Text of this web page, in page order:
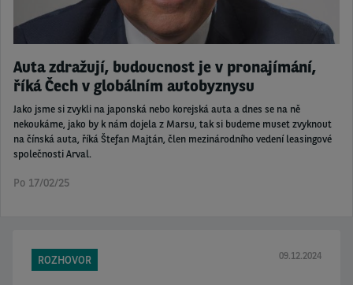
Auta zdražují, budoucnost je v pronajímání,
říká Čech v globálním autobyznysu
Jako jsme si zvykli na japonská nebo korejská auta a dnes se na ně
nekoukáme, jako by k nám dojela z Marsu, tak si budeme muset zvyknout
na čínská auta, říká Štefan Majtán, člen mezinárodního vedení leasingové
společnosti Arval.
Po 17/02/25
ROZHOVOR 09.12.2024